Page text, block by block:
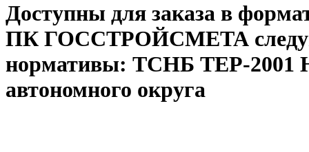
Доступны для заказа в
ПК ГОССТРОЙСМЕТА
нормативы: ТСНБ ТЕР-2001
автономного округа